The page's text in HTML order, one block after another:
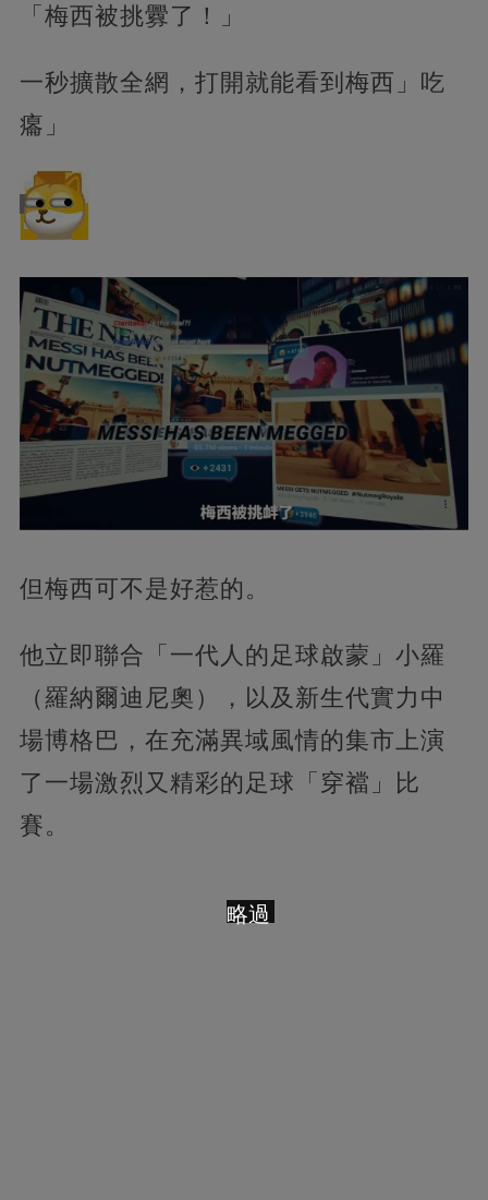
「梅西被挑釁了！」
一秒擴散全網，打開就能看到梅西」吃
癟」
但梅西可不是好惹的。
他立即聯合「一代人的足球啟蒙」小羅
（羅納爾迪尼奧），以及新生代實力中
場博格巴，在充滿異域風情的集市上演
了一場激烈又精彩的足球「穿襠」比
賽。
略過